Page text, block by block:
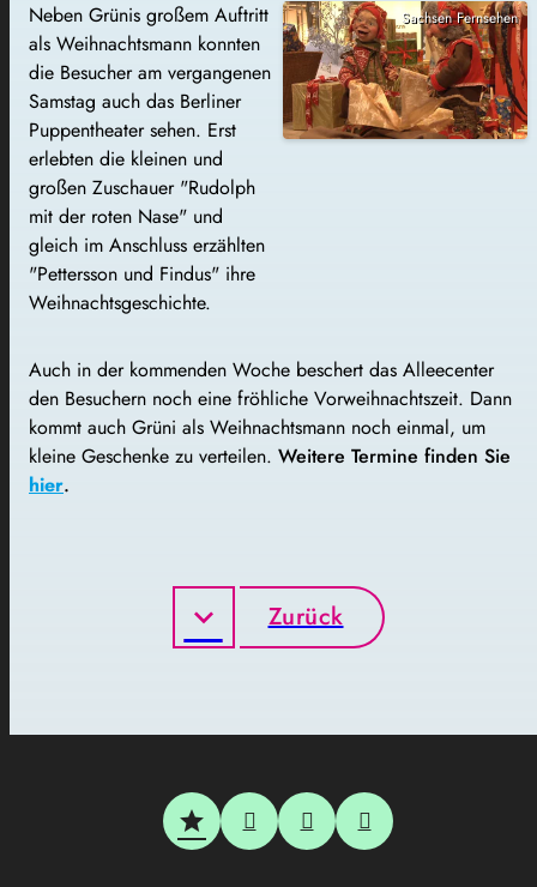
Neben Grünis großem Auftritt
als Weihnachtsmann konnten
die Besucher am vergangenen
Samstag auch das Berliner
Puppentheater sehen. Erst
erlebten die kleinen und
großen Zuschauer "Rudolph
mit der roten Nase" und
gleich im Anschluss erzählten
"Pettersson und Findus" ihre
Weihnachtsgeschichte.
Sachsen Fernsehen
Auch in der kommenden Woche beschert das Alleecenter
den Besuchern noch eine fröhliche Vorweihnachtszeit. Dann
kommt auch Grüni als Weihnachtsmann noch einmal, um
kleine Geschenke zu verteilen. Weitere Termine finden Sie
hier.
Zurück